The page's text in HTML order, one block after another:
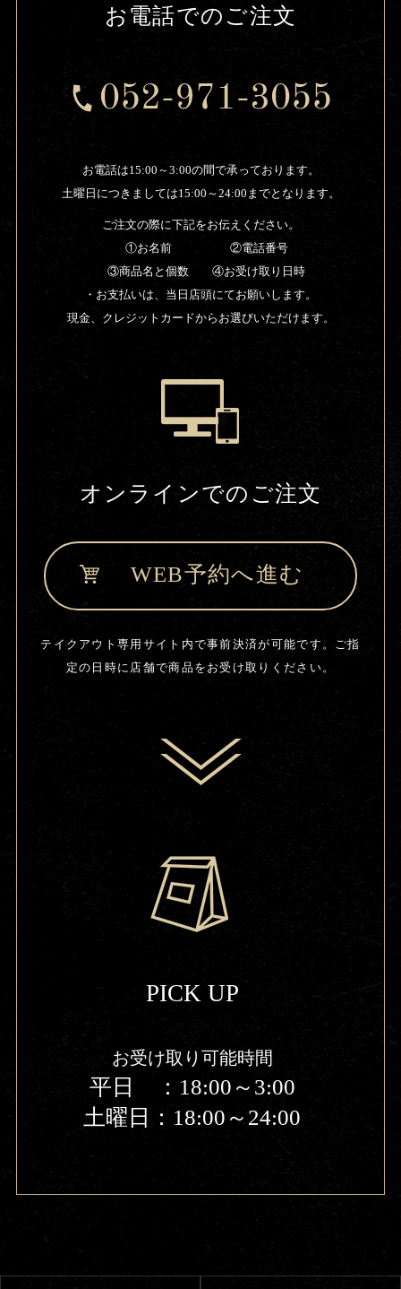
お電話でのご注文
052-971-3055
お電話は15:00～3:00の間で承っております。
土曜日につきましては15:00～24:00までとなります。
ご注文の際に下記をお伝えください。
①お名前 ②電話番号
③商品名と個数 ④お受け取り日時
・お支払いは、当日店頭にてお願いします。
現金、クレジットカードからお選びいただけます。
オンラインでのご注文
WEB予約へ進む
テイクアウト専用サイト内で事前決済が可能です。 ご指
定の日時に店舗で商品をお受け取りください。
PICK UP
お受け取り可能時間
平日 ：18:00～3:00
土曜日：18:00～24:00